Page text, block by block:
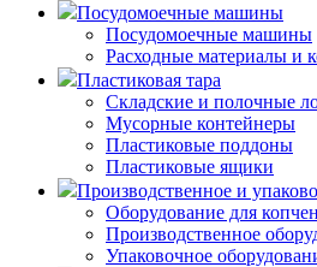
Посудомоечные машины
Посудомоечные машины
Расходные материалы и
Пластиковая тара
Складские и полочные
Мусорные контейнеры
Пластиковые поддоны
Пластиковые ящики
Производственное и
Оборудование для
Производственное
Упаковочное